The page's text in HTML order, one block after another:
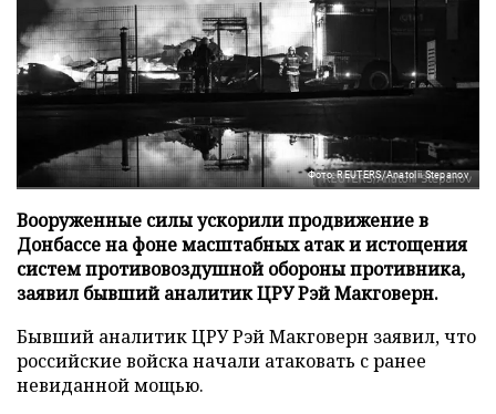
Фото: REUTERS/Anatolii Stepanov
Вооруженные силы ускорили продвижение в
Донбассе на фоне масштабных атак и истощения
систем противовоздушной обороны противника,
заявил бывший аналитик ЦРУ Рэй Макговерн.
Бывший аналитик ЦРУ Рэй Макговерн заявил, что
российские войска начали атаковать с ранее
невиданной мощью.